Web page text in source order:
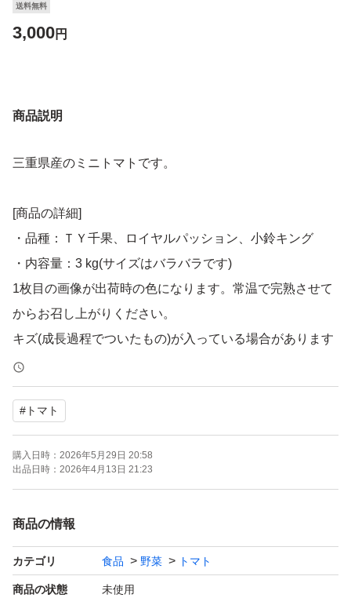
送料無料
3,000円
商品説明
三重県産のミニトマトです。
[商品の詳細]
・品種：ＴＹ千果、ロイヤルパッション、小鈴キング
・内容量：3 kg(サイズはバラバラです)
1枚目の画像が出荷時の色になります。常温で完熟させて
からお召し上がりください。
キズ(成長過程でついたもの)が入っている場合があります
が、品質には問題はありません。
［発送について］
収穫した当日に宅急便にて常温発送します。
丁寧に梱包しますが、配送途中に中のトマトが多少動く可
能性がございます。
配送中の破損(痛みや潰れ)を考慮して多少多めに入れ、梱
お受け取り時のトマトの痛み・潰れ・軟化などのダメージ
をご理解の上でご購入下さい。
# トマト
購入日時： 2026年5月29日 20:58
出品日時： 2026年4月13日 21:23
商品の情報
カテゴリ 食品 野菜 トマト
商品の状態 未使用